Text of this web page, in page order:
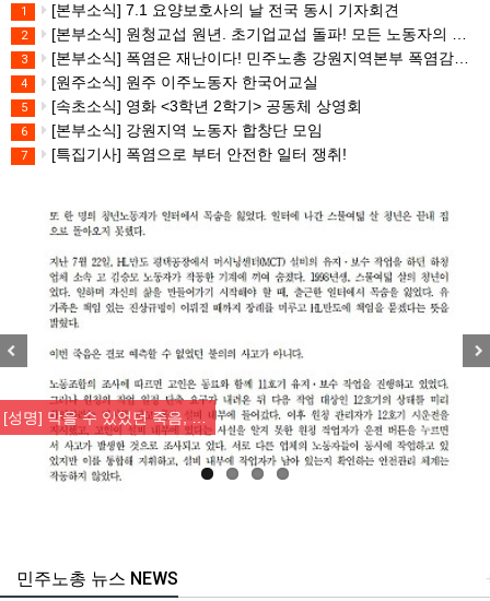
1 [본부소식] 7.1 요양보호사의 날 전국 동시 기자회견
2 [본부소식] 원청교섭 원년. 초기업교섭 돌파! 모든 노동자의 노동기본권 쟁취! 민주노총 7.15 총파업대회
3 [본부소식] 폭염은 재난이다! 민주노총 강원지역본부 폭염감시단 선포 기자회견
4 [원주소식] 원주 이주노동자 한국어교실
5 [속초소식] 영화 <3학년 2학기> 공동체 상영회
6 [본부소식] 강원지역 노동자 합창단 모임
7 [특집기사] 폭염으로 부터 안전한 일터 쟁취!
[성명] 막을 수 있었던 죽음, …
주노총 뉴스 NEWS